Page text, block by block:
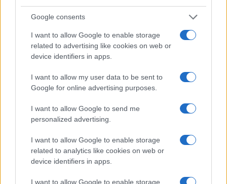
Google consents
I want to allow Google to enable storage
related to advertising like cookies on web or
device identifiers in apps.
I want to allow my user data to be sent to
Google for online advertising purposes.
I want to allow Google to send me
personalized advertising.
I want to allow Google to enable storage
related to analytics like cookies on web or
device identifiers in apps.
I want to allow Google to enable storage